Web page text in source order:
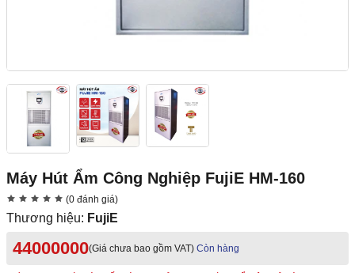
Máy Hút Ẩm Công Nghiệp FujiE HM-160
(0 đánh giá)
Thương hiệu: FujiE
44000000(Giá chưa bao gồm VAT) Còn hàng